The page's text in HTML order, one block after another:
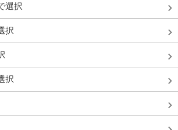
選択
択
択